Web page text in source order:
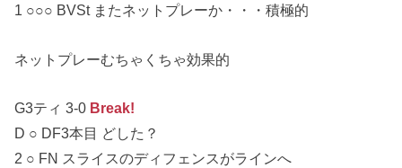
1 ○○○ BVSt またネットプレーか・・・積極的
ネットプレーむちゃくちゃ効果的
G3ティ 3-0 Break!
D ○ DF3本目 どした？
2 ○ FN スライスのディフェンスがラインへ